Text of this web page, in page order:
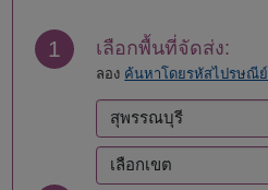
เชียงราย
เชียงใหม่
ตรัง
ตราด
ตาก
นครนายก
นครปฐม
1 เลือกพื้นที่จัดส่ง:
ลอง ค้นหาโดยรหัสไปรษณีย์